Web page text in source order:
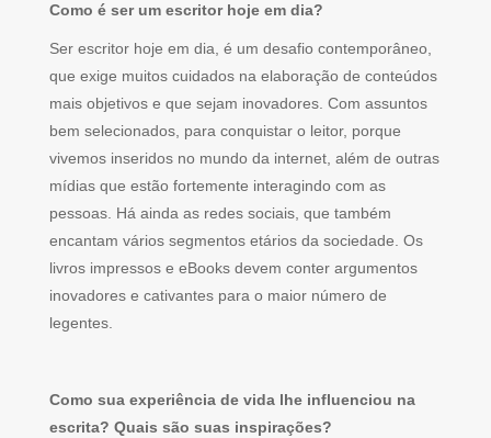
Como é ser um escritor hoje em dia?
Ser escritor hoje em dia, é um desafio contemporâneo,
que exige muitos cuidados na elaboração de conteúdos
mais objetivos e que sejam inovadores. Com assuntos
bem selecionados, para conquistar o leitor, porque
vivemos inseridos no mundo da internet, além de outras
mídias que estão fortemente interagindo com as
pessoas. Há ainda as redes sociais, que também
encantam vários segmentos etários da sociedade. Os
livros impressos e eBooks devem conter argumentos
inovadores e cativantes para o maior número de
legentes.
Como sua experiência de vida lhe influenciou na
escrita? Quais são suas inspirações?